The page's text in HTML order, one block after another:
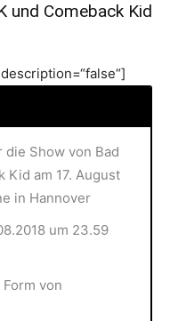
und Comeback Kid
Show von Bad
Kid am 17. August
in Hannover
um 23.59
von